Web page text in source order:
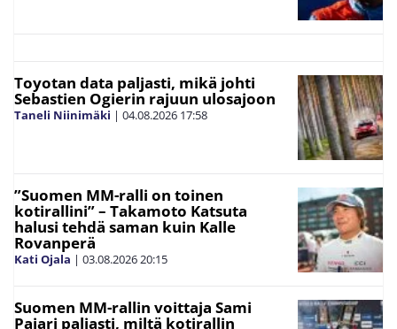
Toyotan data paljasti, mikä johti
Sebastien Ogierin rajuun ulosajoon
Taneli Niinimäki | 04.08.2026 17:58
”Suomen MM-ralli on toinen
kotirallini” – Takamoto Katsuta
halusi tehdä saman kuin Kalle
Rovanperä
Kati Ojala | 03.08.202620:15
Suomen MM-rallin voittaja Sami
Pajari paljasti, miltä kotirallin